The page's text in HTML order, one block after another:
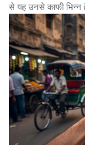
से यह उनसे काफी भिन्न